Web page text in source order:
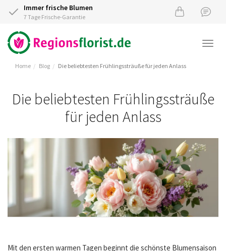
Immer frische Blumen
7 Tage Frische-Garantie
Home Blog Die beliebtesten Frühlingssträuße für jeden Anlass
Die beliebtesten Frühlingssträuße
für jeden Anlass
Mit den ersten warmen Tagen beginnt die schönste Blumensaison